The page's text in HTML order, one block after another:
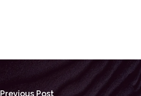
Previous Post